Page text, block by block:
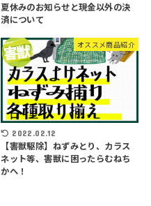
夏休みのお知らせと現金以外の決
済について
オススメ商品紹介
2022.02.12
【害獣駆除】ねずみとり、カラス
ネット等、害獣に困ったらむねち
かへ！